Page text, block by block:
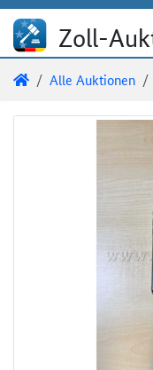
Direkt zum Inhalt
Direkt zu den
Direkt zur Gebotseingabe
Zoll-
Zoll-Auktion
Alle Auktionen